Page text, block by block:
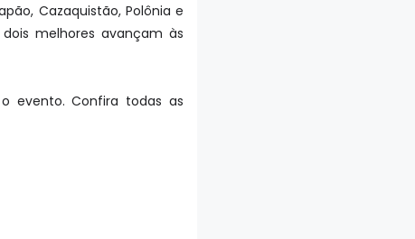
Cazaquistão, Polônia e
melhores avançam às
evento. Confira todas as